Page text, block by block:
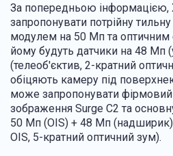
За попередньою інформацією,
запропонувати потрійну
модулем на 50 Мп та оптичним
йому будуть датчики на 48 Мп
(телеоб'єктив, 2-кратний
обіцяють камеру під
може запропонувати фірмовий
зображення Surge C2 та
50 Мп (OIS) + 48 Мп
OIS, 5-кратний оптичний зум).